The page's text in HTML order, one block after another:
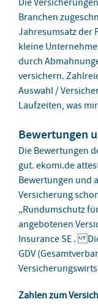
Branchen
Jahresumsatz der
kleine
durch
versichern.
Auswahl /
Laufzeiten, was
Bewertungen
Die Bewertungen
gut. ekomi.de
Bewertungen und
Versicherung
„Rundumschutz
angebotenen
Insurance SE .
GDV
Zahlen zum